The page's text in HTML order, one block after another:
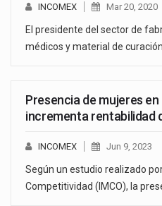
INCOMEX Mar 20, 2020
El presidente del sector de
médicos y material de
Presencia de mujeres
incrementa rentabilidad
INCOMEX Jun 9, 2023
Según un estudio realizado
Competitividad (IMCO), la